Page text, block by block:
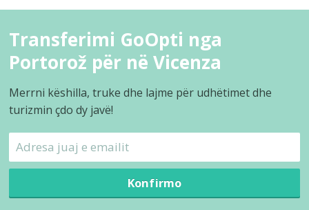
Transferimi GoOpti nga
Portorož për në Vicenza
Merrni këshilla, truke dhe lajme për udhëtimet dhe
turizmin çdo dy javë!
Konfirmo